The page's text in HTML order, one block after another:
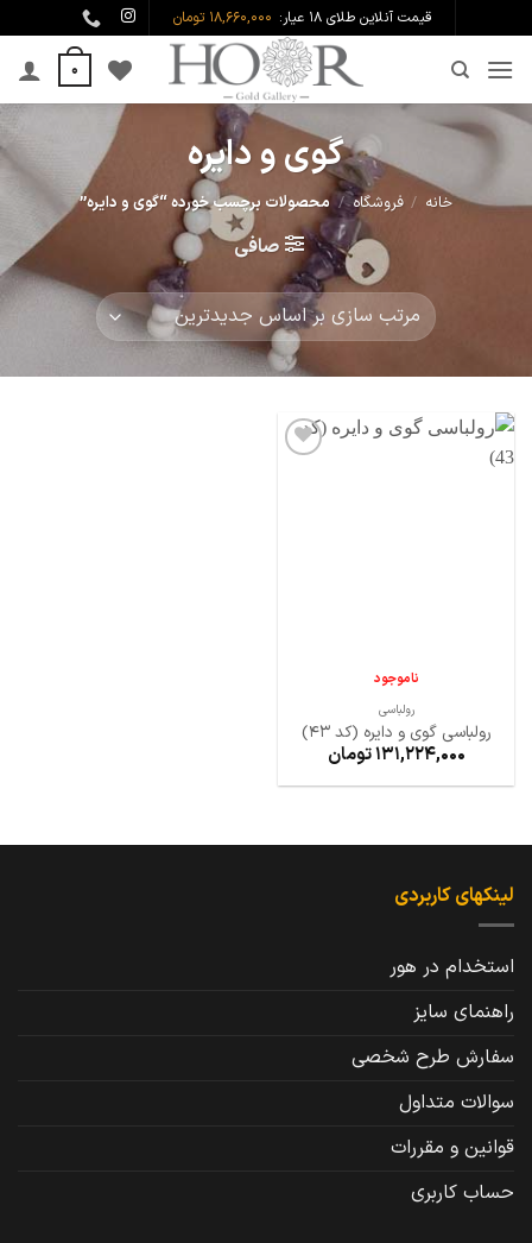
to
content
قیمت آنلاین طلای ۱۸ عیار: 18,660,000 تومان
0
گوی و دایره
خانه / فروشگاه / محصولات برچسب خورده “گوی و دایره”
صافی
ناموجود
رولباسی
رولباسی گوی و دایره (کد 43)
131,224,000تومان
لینکهای کاربردی
استخدام در هور
راهنمای سایز
سفارش طرح شخصی
سوالات متداول
قوانین و مقررات
حساب کاربری